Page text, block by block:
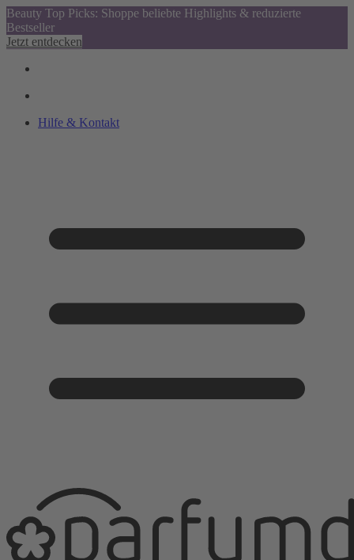
Beauty Top Picks: Shoppe beliebte Highlights & reduzierte
Bestseller
Jetzt entdecken
Hilfe & Kontakt